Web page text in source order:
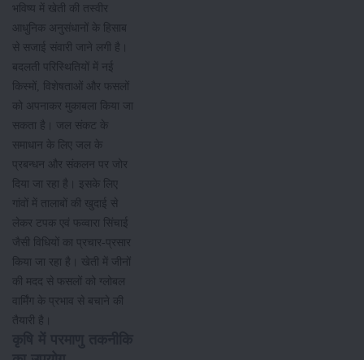
भविष्य में खेती की तस्वीर
आधुनिक अनुसंधानों के हिसाब
से सजाई संवारी जाने लगी है।
बदलती परिस्थितियों में नई
किस्मों, विशेषताओं और फसलों
को अपनाकर मुकाबला किया जा
सकता है। जल संकट के
समाधान के लिए जल के
प्रबन्धन और संकलन पर जोर
दिया जा रहा है। इसके लिए
गांवों में तालाबों की खुदाई से
लेकर टपक एवं फव्वारा सिंचाई
जैसी विधियों का प्रचार-प्रसार
किया जा रहा है। खेती में जीनों
की मदद से फसलों को ग्लोबल
वार्मिंग के प्रभाव से बचाने की
तैयारी है।